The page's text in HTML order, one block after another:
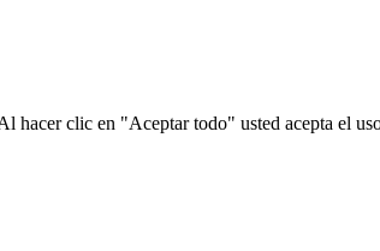
hacer clic en "Aceptar todo" usted acepta el